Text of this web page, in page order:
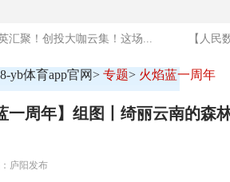
汇聚！创投大咖云集！这场... 【人民
yb体育app官网> 专题> 火焰蓝一周年
一周年】组图丨绮丽云南的森
庐阳发布